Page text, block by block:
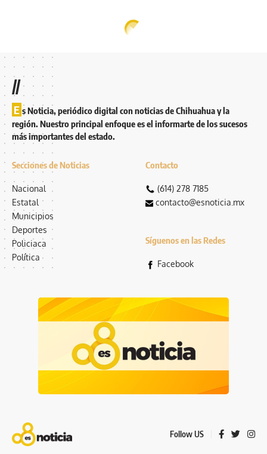
//
E s Noticia, periódico digital con noticias de Chihuahua y la
región. Nuestro principal enfoque es el informarte de los sucesos
más importantes del estado.
Secciones de Noticias
Nacional
Estatal
Municipios
Deportes
Policiaca
Política
Contacto
(614) 278 7185
contacto@esnoticia.mx
Síguenos en las Redes
Facebook
Follow US